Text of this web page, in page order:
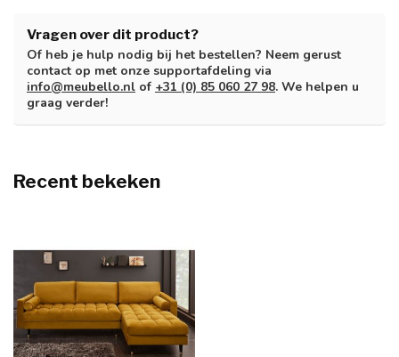
Vragen over dit product?
Of heb je hulp nodig bij het bestellen? Neem gerust
contact op met onze supportafdeling via
info@meubello.nl of +31 (0) 85 060 27 98. We helpen u
graag verder!
Recent bekeken